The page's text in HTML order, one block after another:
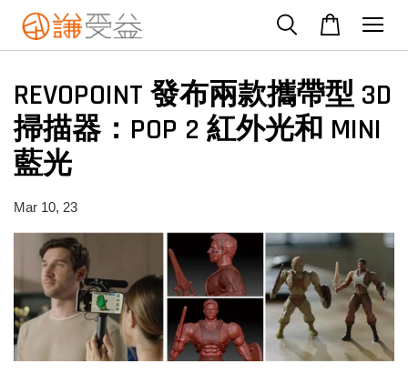
REVOPOINT 發布兩款攜帶型 3D
掃描器：POP 2 紅外光和 MINI
藍光
Mar 10, 23